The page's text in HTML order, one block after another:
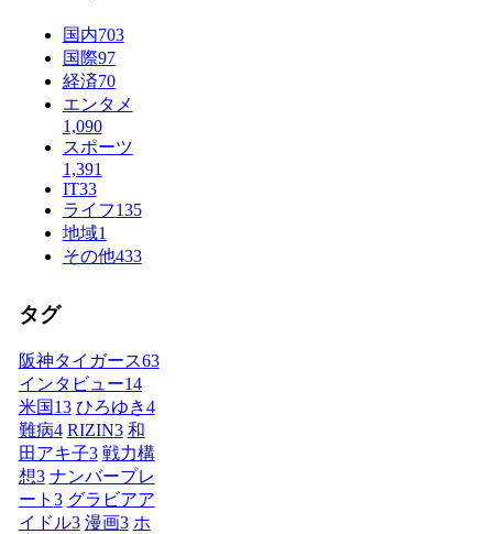
国内703
国際97
経済70
エンタメ
1,090
スポーツ
1,391
IT33
ライフ135
地域1
その他433
タグ
阪神タイガース63
インタビュー14
米国13 ひろゆき4
難病4 RIZIN3 和
田アキ子3 戦力構
想3 ナンバープレ
ート 3 グラビアア
イドル3 漫画3 ホ